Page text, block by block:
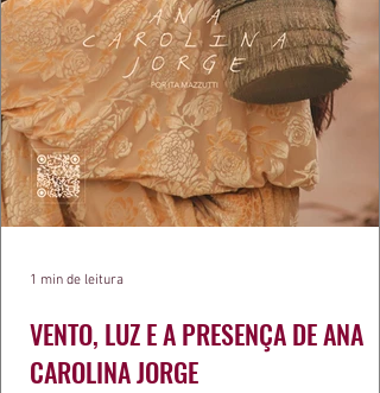
VENTO, LUZ E A PRESENÇA DE ANA
CAROLINA JORGE
1 min de leitura